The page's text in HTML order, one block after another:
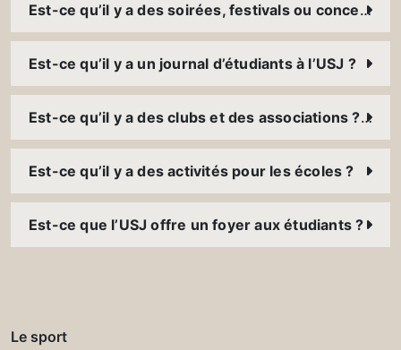
Est-ce qu’il y a des soirées, festivals ou concerts à l’USJ ?
Est-ce qu’il y a un journal d’étudiants à l’USJ ?
Est-ce qu’il y a des clubs et des associations ? Comment puis-je y participer ?
Est-ce qu’il y a des activités pour les écoles ?
Est-ce que l’USJ offre un foyer aux étudiants ?
Le sport